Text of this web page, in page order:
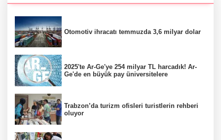
Otomotiv ihracatı temmuzda 3,6 milyar dolar
2025'te Ar-Ge'ye 254 milyar TL harcadık! Ar-
Ge'de en büyük pay üniversitelere
Trabzon’da turizm ofisleri turistlerin rehberi
oluyor